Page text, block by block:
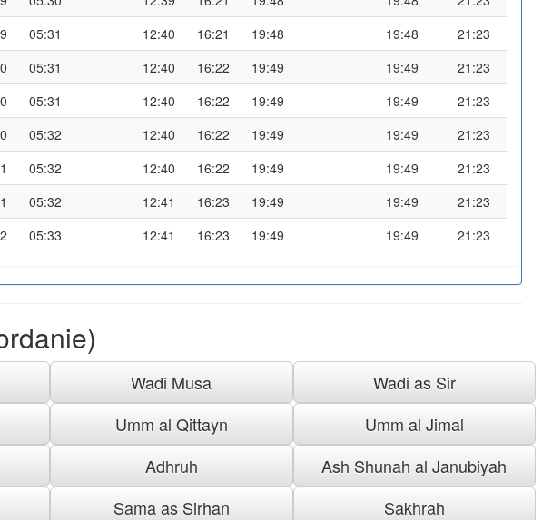
05:31 12:40 16:21 19:48 19:48
21:23
05:31 12:40 16:22 19:49 19:49
21:23
05:31 12:40 16:22 19:49 19:49
21:23
05:32 12:40 16:22 19:49 19:49
21:23
05:32 12:40 16:22 19:49 19:49
21:23
05:32 12:41 16:23 19:49 19:49
21:23
05:33 12:41 16:23 19:49 19:49 21:23
Wadi Musa
Wadi as Sir
Umm al Qittayn
Umm al Jimal
Adhruh
Ash Shunah al Janubiyah
Sama as Sirhan
Sakhrah